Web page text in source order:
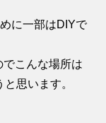
に一部はDIYで
こんな場所は
思います。